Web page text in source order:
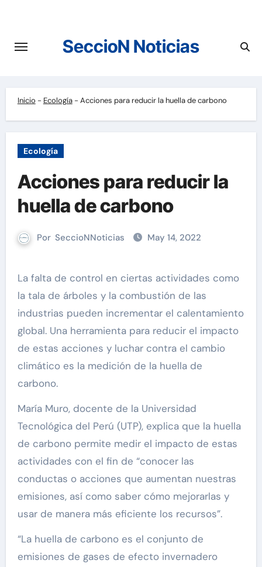
contenido
SeccioN Noticias
Inicio - Ecología- Acciones para reducir la huella de carbono
Ecología
Acciones para reducir la
huella de carbono
Por SeccioNNoticias May 14, 2022
La falta de control en ciertas actividades como
la tala de árboles y la combustión de las
industrias pueden incrementar el calentamiento
global. Una herramienta para reducir el impacto
de estas acciones y luchar contra el cambio
climático es la medición de la huella de
carbono.
María Muro, docente de la Universidad
Tecnológica del Perú (UTP), explica que la huella
de carbono permite medir el impacto de estas
actividades con el fin de “conocer las
conductas o acciones que aumentan nuestras
emisiones, así como saber cómo mejorarlas y
usar de manera más eficiente los recursos”.
“La huella de carbono es el conjunto de
emisiones de gases de efecto invernadero